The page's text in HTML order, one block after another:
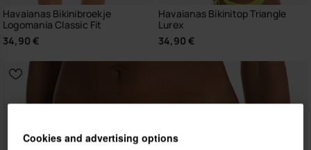
Havaianas Bikinibroekje
Logomania Classic Fit
34,90 €
Havaianas Bikinitop Triangle
Lurex
34,90 €
Cookies and advertising options